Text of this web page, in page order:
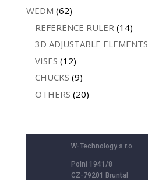
WEDM (62)
REFERENCE RULER (14)
3D ADJUSTABLE ELEMENTS
VISES (12)
CHUCKS (9)
OTHERS (20)
W-Technology s.r.o.
Polni 1941/8
CZ-79201 Bruntal